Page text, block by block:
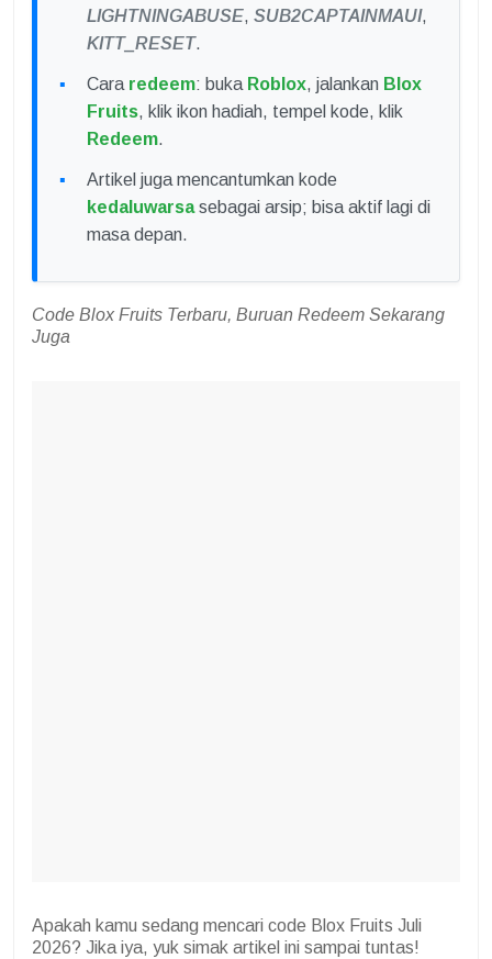
LIGHTNINGABUSE, SUB2CAPTAINMAUI,
KITT_RESET.
Cara redeem: buka Roblox, jalankan Blox
Fruits, klik ikon hadiah, tempel kode, klik
Redeem.
Artikel juga mencantumkan kode
kedaluwarsasebagai arsip; bisa aktif lagi di
masa depan.
Code Blox Fruits Terbaru, Buruan Redeem Sekarang
Juga
Apakah kamu sedang mencari code Blox Fruits Juli
2026? Jika iya, yuk simak artikel ini sampai tuntas!